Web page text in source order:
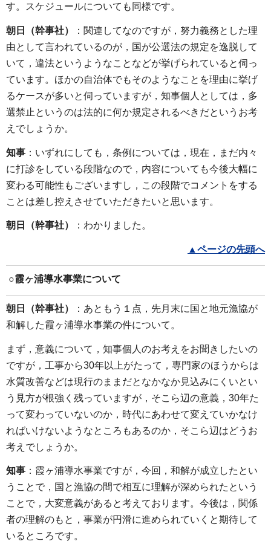
す。スケジュールについても同様です。
朝日（幹事社）
：関連してなのですが，努力義務とした理
由として言われているのが，国が公選法の規定を逸脱して
いて，違法というようなことなどが挙げられていると伺っ
ています。ほかの自治体でもそのようなことを理由に挙げ
るケースが多いと伺っていますが，知事個人としては，多
選禁止というのは法的に何か規定されるべきだというお考
えでしょうか。
知事 ：いずれにしても，条例については，現在，まだ内々
に打診をしている段階なので，内容についても今後大幅に
変わる可能性もございますし，この段階でコメントをする
ことは差し控えさせていただきたいと思います。
朝日（幹事社） ：わかりました。
▲ページの先頭へ
○霞ヶ浦導水事業について
朝日（幹事社）
：あともう１点，先月末に国と地元漁協が
和解した霞ヶ浦導水事業の件について。
まず，意義について，知事個人のお考えをお聞きしたいの
ですが，工事から30年以上がたって，専門家のほうからは
水質改善などは現行のままだとなかなか見込みにくいとい
う見方が根強く残っていますが，そこら辺の意義，30年た
って変わっていないのか，時代にあわせて変えていかなけ
ればいけないようなところもあるのか，そこら辺はどうお
考えでしょうか。
知事 ：霞ヶ浦導水事業ですが，今回，和解が成立したとい
うことで，国と漁協の間で相互に理解が深められたという
ことで，大変意義があると考えております。今後は，関係
者の理解のもと，事業が円滑に進められていくと期待して
いるところです。